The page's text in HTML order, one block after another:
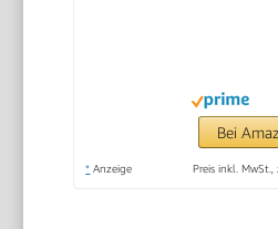
Bei
* Anzeige Preis inkl.